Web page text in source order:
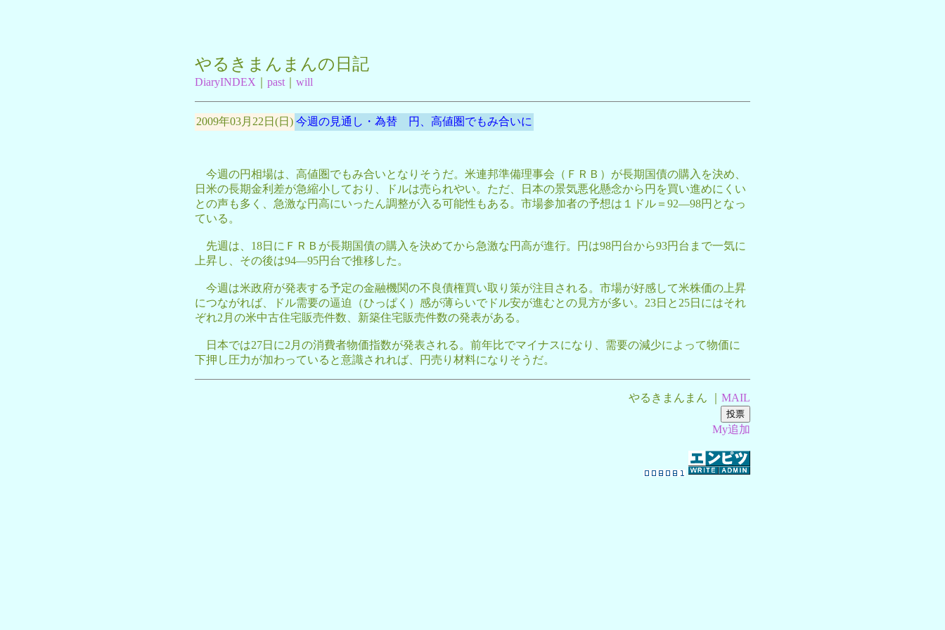
やるきまんまんの日記
DiaryINDEX past will
2009年03月22日(日) 今週の見通し・為替 円、高値圏でもみ合いに
今週の円相場は、高値圏でもみ合いとなりそうだ。米連邦準備理事会（ＦＲＢ）が長期国債の購入を決め、
日米の長期金利差が急縮小しており、ドルは売られやい。ただ、日本の景気悪化懸念から円を買い進めにくい
との声も多く、急激な円高にいったん調整が入る可能性もある。市場参加者の予想は１ドル＝92―98円となっ
ている。
先週は、18日にＦＲＢが長期国債の購入を決めてから急激な円高が進行。円は98円台から93円台まで一気に
上昇し、その後は94―95円台で推移した。
今週は米政府が発表する予定の金融機関の不良債権買い取り策が注目される。市場が好感して米株価の上昇
につながれば、ドル需要の逼迫（ひっぱく）感が薄らいでドル安が進むとの見方が多い。23日と25日にはそれ
ぞれ2月の米中古住宅販売件数、新築住宅販売件数の発表がある。
日本では27日に2月の消費者物価指数が発表される。前年比でマイナスになり、需要の減少によって物価に
下押し圧力が加わっていると意識されれば、円売り材料になりそうだ。
やるきまんまん ｜ MAIL
My追加